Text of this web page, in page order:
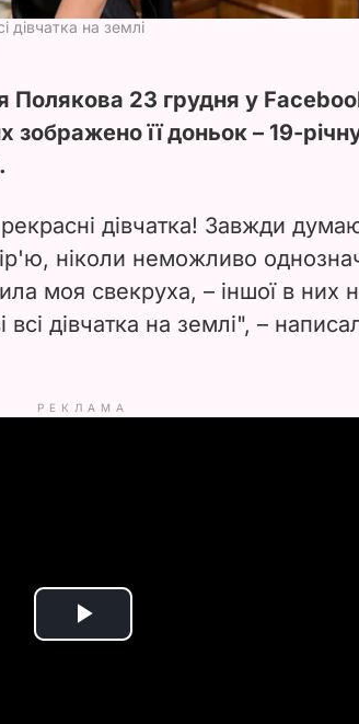
дівчатка на землі
Полякова 23 грудня у
зображено її доньок – 19-
дівчатка! Завжди
ніколи неможливо
моя свекруха, – іншої в них
дівчатка на землі", –
РЕКЛАМА
P